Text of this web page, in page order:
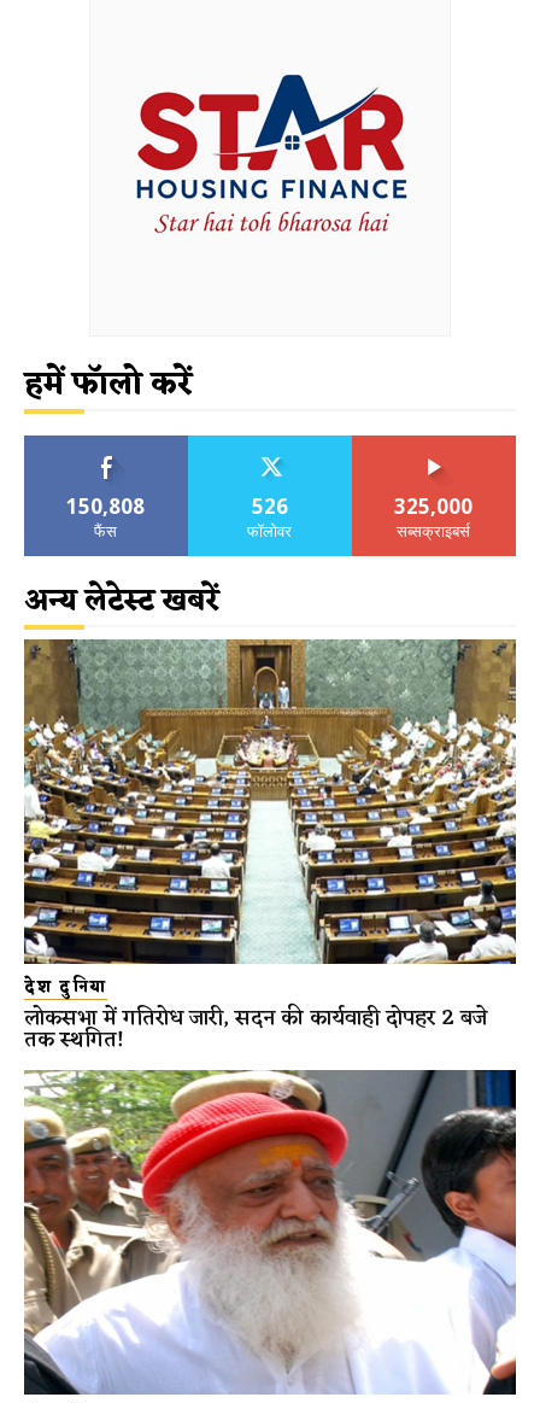
हमें फॉलो करें
150,808
फैंस
526
फॉलोवर
325,000
सब्सक्राइबर्स
अन्य लेटेस्ट खबरें
देश दुनिया
लोकसभा में गतिरोध जारी, सदन की कार्यवाही दोपहर 2 बजे
तक स्थगित!